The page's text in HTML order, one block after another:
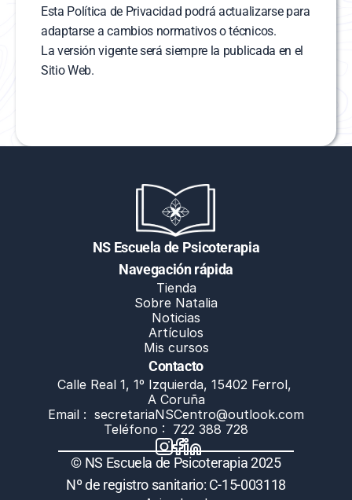
Esta Política de Privacidad podrá actualizarse para
adaptarse a cambios normativos o técnicos.
La versión vigente será siempre la publicada en el
Sitio Web.
NS Escuela de Psicoterapia
Navegación rápida
Tienda
Sobre Natalia
Noticias
Artículos
Mis cursos
Contacto
Calle Real 1, 1º Izquierda, 15402 Ferrol,
A Coruña
Email : secretariaNSCentro@outlook.com
Teléfono :  722 388 728
© NS Escuela de Psicoterapia 2025
Nº de registro sanitario: C-15-003118